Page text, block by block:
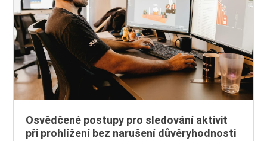
Osvědčené postupy pro sledování aktivit
při prohlížení bez narušení důvěryhodnosti